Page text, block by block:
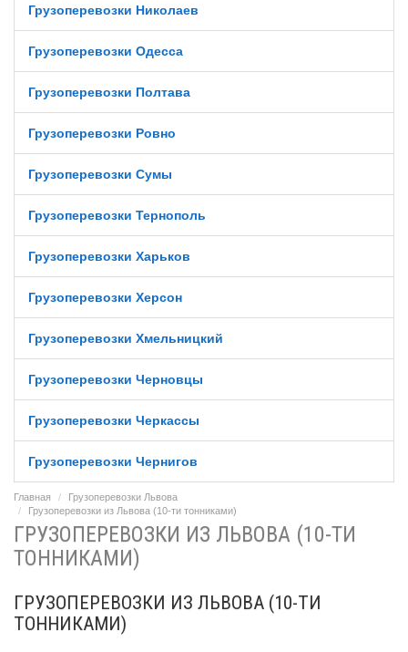
Грузоперевозки Николаев
Грузоперевозки Одесса
Грузоперевозки Полтава
Грузоперевозки Ровно
Грузоперевозки Сумы
Грузоперевозки Тернополь
Грузоперевозки Харьков
Грузоперевозки Херсон
Грузоперевозки Хмельницкий
Грузоперевозки Черновцы
Грузоперевозки Черкассы
Грузоперевозки Чернигов
Главная
Грузоперевозки Львова
Грузоперевозки из Львова (10-ти тонниками)
ГРУЗОПЕРЕВОЗКИ ИЗ ЛЬВОВА (10-ТИ
ТОННИКАМИ)
ГРУЗОПЕРЕВОЗКИ ИЗ ЛЬВОВА (10-ТИ
ТОННИКАМИ)